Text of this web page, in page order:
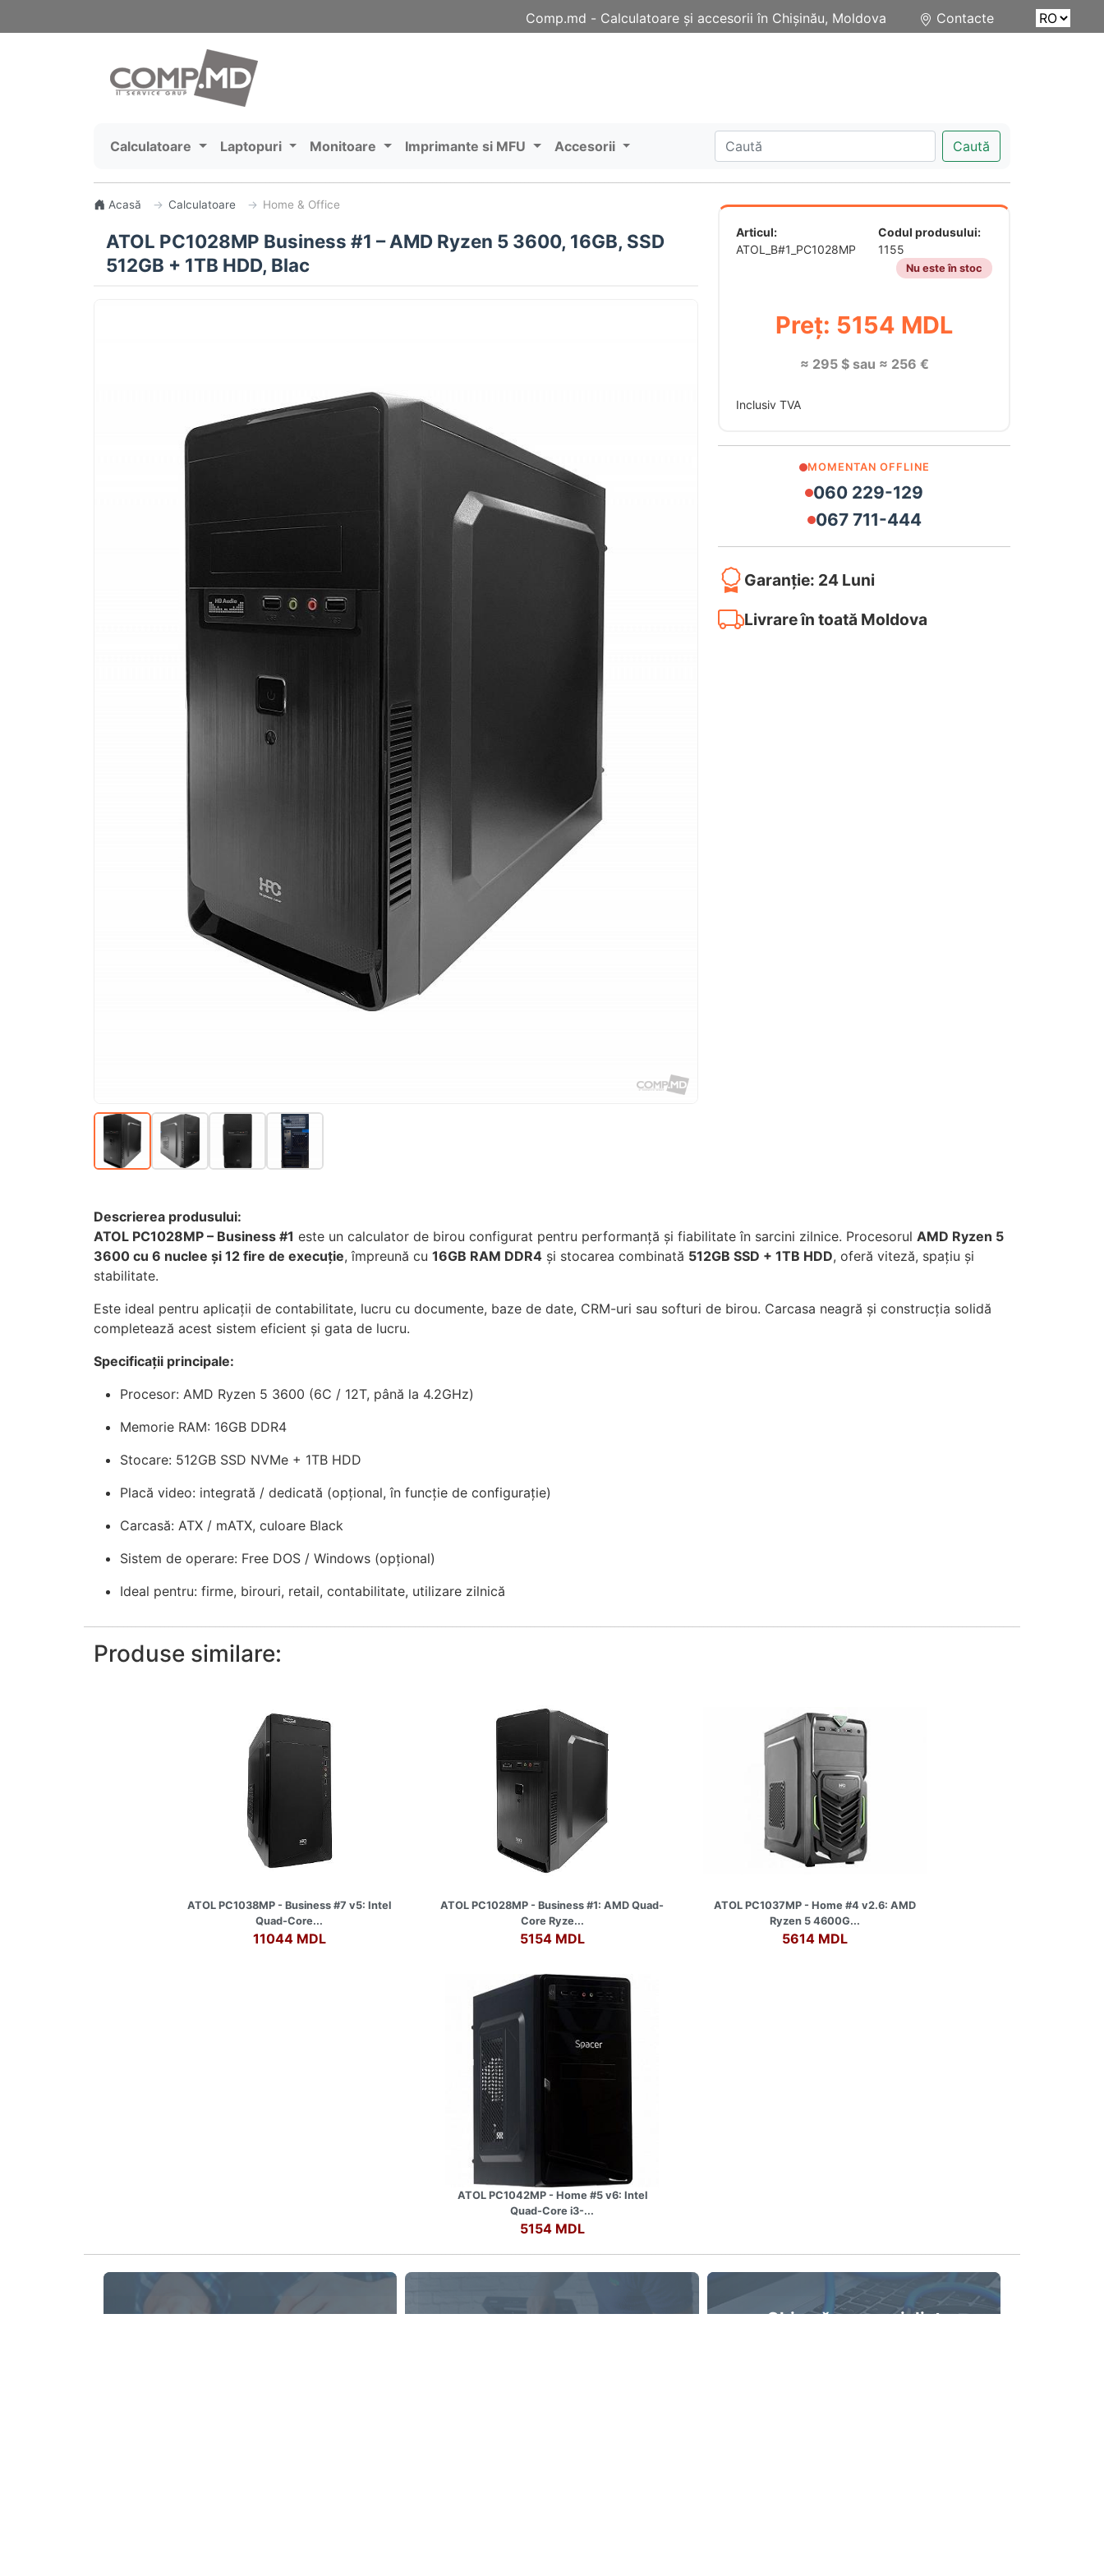
Contacte
Comp.md - Сalculatoare și accesorii în Chișinău, Moldova
Calculatoare Laptopuri Monitoare Imprimante si MFU Accesorii Caută
Acasă Calculatoare Home & Office
ATOL PC1028MP Business #1 – AMD Ryzen 5 3600, 16GB, SSD
512GB + 1TB HDD, Blac
Articul:
ATOL_B#1_PC1028MP
Codul produsului:
1155
Nu este în stoc
Preț: 5154 MDL
≈ 295 $ sau ≈ 256 €
Inclusiv TVA
MOMENTAN OFFLINE
060 229-129
067 711-444
Garanție: 24 Luni
Livrare în toată Moldova
Descrierea produsului:
ATOL PC1028MP – Business #1 este un calculator de birou configurat pentru performanță și fiabilitate în sarcini zilnice. Procesorul AMD Ryzen 5
3600 cu 6 nuclee și 12 fire de execuție, împreună cu 16GB RAM DDR4 și stocarea combinată 512GB SSD + 1TB HDD, oferă viteză, spațiu și
stabilitate.
Este ideal pentru aplicații de contabilitate, lucru cu documente, baze de date, CRM-uri sau softuri de birou. Carcasa neagră și construcția solidă
completează acest sistem eficient și gata de lucru.
Specificații principale:
Procesor: AMD Ryzen 5 3600 (6C / 12T, până la 4.2GHz)
Memorie RAM: 16GB DDR4
Stocare: 512GB SSD NVMe + 1TB HDD
Placă video: integrată / dedicată (opțional, în funcție de configurație)
Carcasă: ATX / mATX, culoare Black
Sistem de operare: Free DOS / Windows (opțional)
Ideal pentru: firme, birouri, retail, contabilitate, utilizare zilnică
Produse similare:
ATOL PC1038MP - Business #7 v5: Intel
Quad-Core...
11044 MDL
ATOL PC1028MP - Business #1: AMD Quad-
Core Ryze...
5154 MDL
ATOL PC1037MP - Home #4 v2.6: AMD
Ryzen 5 4600G...
5614 MDL
ATOL PC1042MP - Home #5 v6: Intel
Quad-Core i3-...
5154 MDL
Chiamă un specialist